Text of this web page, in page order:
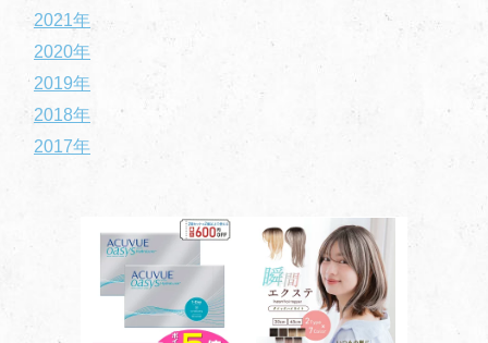
2021年
2020年
2019年
2018年
2017年